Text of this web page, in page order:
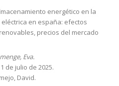
energético en la
en españa: efectos
precios del mercado
Eva.
de julio de 2025.
David.